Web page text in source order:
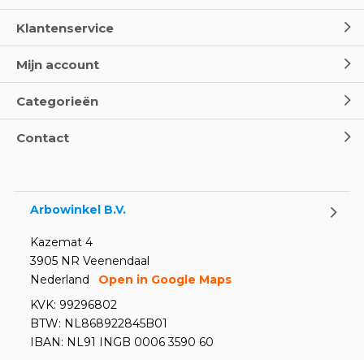
Klantenservice
Mijn account
Categorieën
Contact
Arbowinkel B.V.
Kazemat 4
3905 NR Veenendaal
Nederland
Open in Google Maps
KVK: 99296802
BTW: NL868922845B01
IBAN: NL91 INGB 0006 3590 60